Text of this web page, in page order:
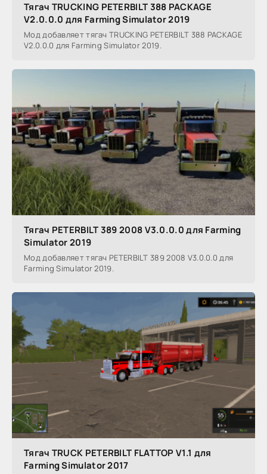
Тягач TRUCKING PETERBILT 388 PACKAGE
V2.0.0.0 для Farming Simulator 2019
Мод добавляет тягач TRUCKING PETERBILT 388 PACKAGE
V2.0.0.0 для Farming Simulator 2019.
Тягач PETERBILT 389 2008 V3.0.0.0 для Farming
Simulator 2019
Мод добавляет тягач PETERBILT 389 2008 V3.0.0.0 для
Farming Simulator 2019.
Тягач TRUCK PETERBILT FLATTOP V1.1 для
Farming Simulator 2017